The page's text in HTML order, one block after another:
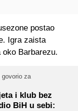
postao
Igra zaista
Barbarezu.
govorio za
i klub bez
BiH u sebi: